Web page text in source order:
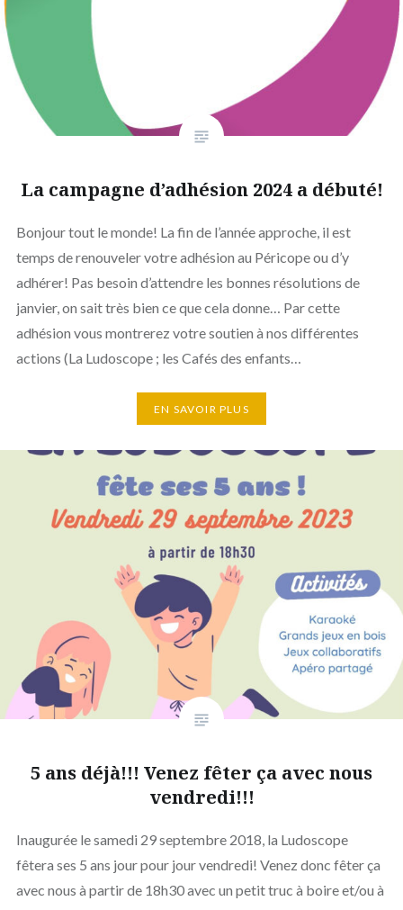
La campagne d’adhésion 2024 a débuté!
Bonjour tout le monde! La fin de l’année approche, il est
temps de renouveler votre adhésion au Péricope ou d’y
adhérer! Pas besoin d’attendre les bonnes résolutions de
janvier, on sait très bien ce que cela donne… Par cette
adhésion vous montrerez votre soutien à nos différentes
actions (La Ludoscope ; les Cafés des enfants…
EN SAVOIR PLUS
5 ans déjà!!! Venez fêter ça avec nous
vendredi!!!
Inaugurée le samedi 29 septembre 2018, la Ludoscope
fêtera ses 5 ans jour pour jour vendredi! Venez donc fêter ça
avec nous à partir de 18h30 avec un petit truc à boire et/ou à